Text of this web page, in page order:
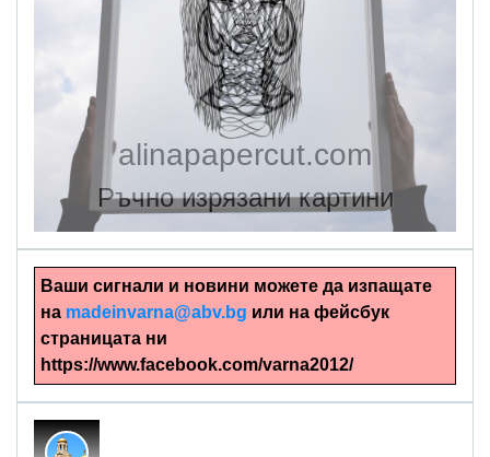
alinapapercut.com
Ръчно изрязани картини
Ваши сигнали и новини можете да изпащате
на madeinvarna@abv.bg или на фейсбук
страницата ни
https://www.facebook.com/varna2012/